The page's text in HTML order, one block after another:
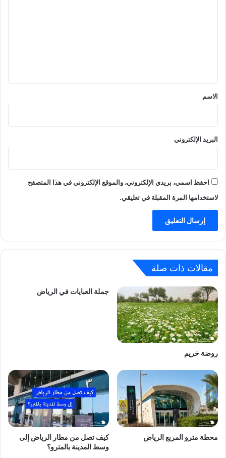
*
الاسم
البريد الإلكتروني
احفظ اسمي، بريدي الإلكتروني، والموقع الإلكتروني في هذا المتصفح
لاستخدامها المرة المقبلة في تعليقي.
مقالات ذات صلة
روضة خريم
جملة العبايات في الرياض
محطة مترو المربع الرياض
كيف تصل من مطار الرياض إلى
وسط المدينة بالمترو؟